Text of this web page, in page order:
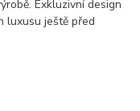
Exkluzivní design
luxusu ještě před